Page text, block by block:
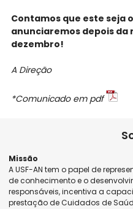
Contamos que este seja
anunciaremos depois da
dezembro!
A Direção
*Comunicado em pdf
Missão
A USF-AN tem o papel de
de conhecimento e o
responsáveis, incentiva a
prestação de Cuidados de